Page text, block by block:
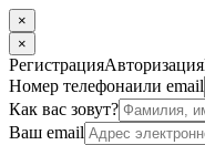
×
×
РегистрацияАвторизация
Номер телефонаили email
Как вас зовут?
Ваш email